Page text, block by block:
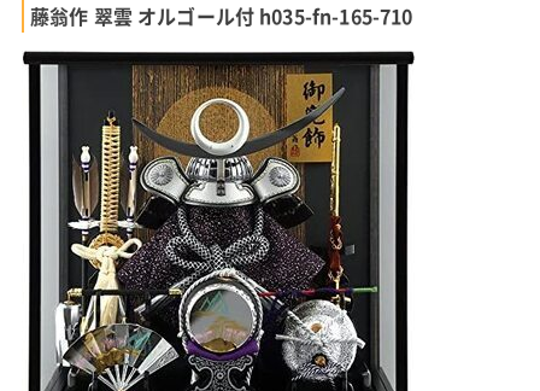
藤翁作 翠雲 オルゴール付 h035-fn-165-710